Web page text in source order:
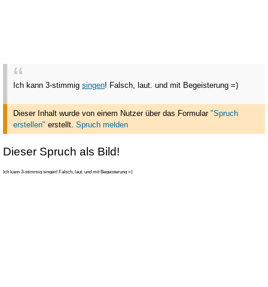
Ich kann 3-stimmig singen! Falsch, laut. und mit Begeisterung =)
Dieser Inhalt wurde von einem Nutzer über das Formular "Spruch
erstellen" erstellt. Spruch melden
Dieser Spruch als Bild!
Ich kann 3-stimmig singen! Falsch, laut. und mit Begeisterung =)